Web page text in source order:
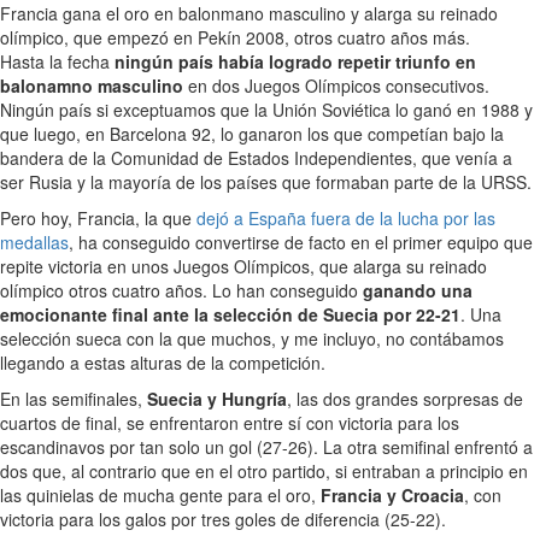
Francia gana el oro en balonmano masculino y alarga su reinado
olímpico, que empezó en Pekín 2008, otros cuatro años más.
Hasta la fecha ningún país había logrado repetir triunfo en
balonamno masculino en dos Juegos Olímpicos consecutivos.
Ningún país si exceptuamos que la Unión Soviética lo ganó en 1988 y
que luego, en Barcelona 92, lo ganaron los que competían bajo la
bandera de la Comunidad de Estados Independientes, que venía a
ser Rusia y la mayoría de los países que formaban parte de la URSS.
Pero hoy, Francia, la que dejó a España fuera de la lucha por las
medallas, ha conseguido convertirse de facto en el primer equipo que
repite victoria en unos Juegos Olímpicos, que alarga su reinado
olímpico otros cuatro años. Lo han conseguido ganando una
emocionante final ante la selección de Suecia por 22-21. Una
selección sueca con la que muchos, y me incluyo, no contábamos
llegando a estas alturas de la competición.
En las semifinales, Suecia y Hungría, las dos grandes sorpresas de
cuartos de final, se enfrentaron entre sí con victoria para los
escandinavos por tan solo un gol (27-26). La otra semifinal enfrentó a
dos que, al contrario que en el otro partido, si entraban a principio en
las quinielas de mucha gente para el oro, Francia y Croacia, con
victoria para los galos por tres goles de diferencia (25-22).